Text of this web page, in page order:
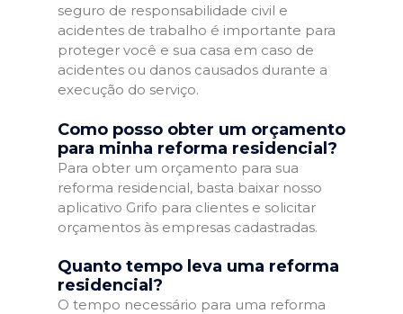
seguro de responsabilidade civil e
acidentes de trabalho é importante para
proteger você e sua casa em caso de
acidentes ou danos causados durante a
execução do serviço.
Como posso obter um orçamento
para minha reforma residencial?
Para obter um orçamento para sua
reforma residencial, basta baixar nosso
aplicativo Grifo para clientes e solicitar
orçamentos às empresas cadastradas.
Quanto tempo leva uma reforma
residencial?
O tempo necessário para uma reforma